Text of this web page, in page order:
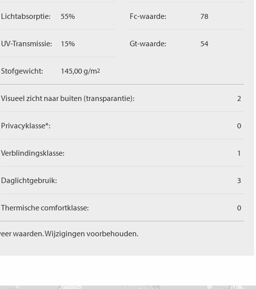
Lichtabsorptie: 55%
UV-Transmissie: 15%
Stofgewicht: 145,00 g/m2
Fc-waarde: 78
Gt-waarde: 54
Visueel zicht naar buiten (transparantie): 2
Privacyklasse*: 0
Verblindingsklasse: 1
Daglichtgebruik: 3
Thermische comfortklasse: 0
waarden. Wijzigingen voorbehouden.